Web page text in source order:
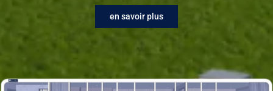
en savoir plus